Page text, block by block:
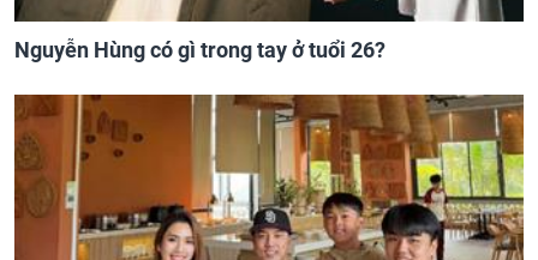
Nguyễn Hùng có gì trong tay ở tuổi 26?